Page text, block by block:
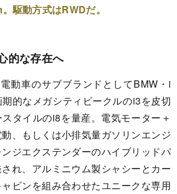
駆動方式はRWDだ。
的な存在へ
動車のサブブランドとしてBMW・i
的なメガシティビークルのi3を皮切
タイルのi8を量産。電気モーター＋
、もしくは小排気量ガソリンエンジ
ジエクステンダーのハイブリッドパ
れ、アルミニウム製シャシーとカー
ビンを組み合わせたユニークな専用